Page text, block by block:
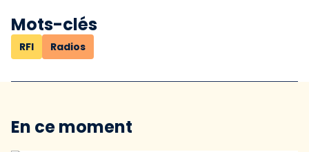
Mots-clés
RFI Radios
En ce moment